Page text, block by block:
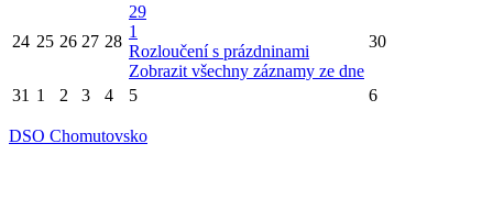
24 25 26 27 28
29
1
Rozloučení s prázdninami
Zobrazit všechny záznamy ze dne
30
31 1 2 3 4 5 6
DSO Chomutovsko